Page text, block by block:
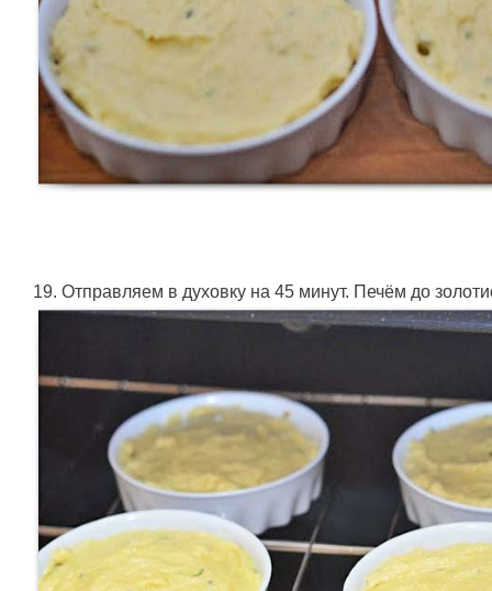
19. Отправляем в духовку на 45 минут. Печём до